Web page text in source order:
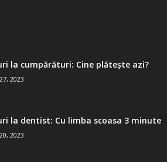
la cumpărături: Cine plătește azi?
2023
la dentist: Cu limba scoasa 3 minute
2023